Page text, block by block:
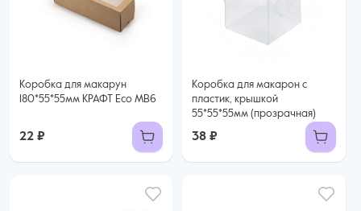
Коробка для макарун
180*55*55мм КРАФТ Eco MB6
22 ₽
Коробка для макарон с
пластик, крышкой
55*55*55мм (прозрачная)
38 ₽